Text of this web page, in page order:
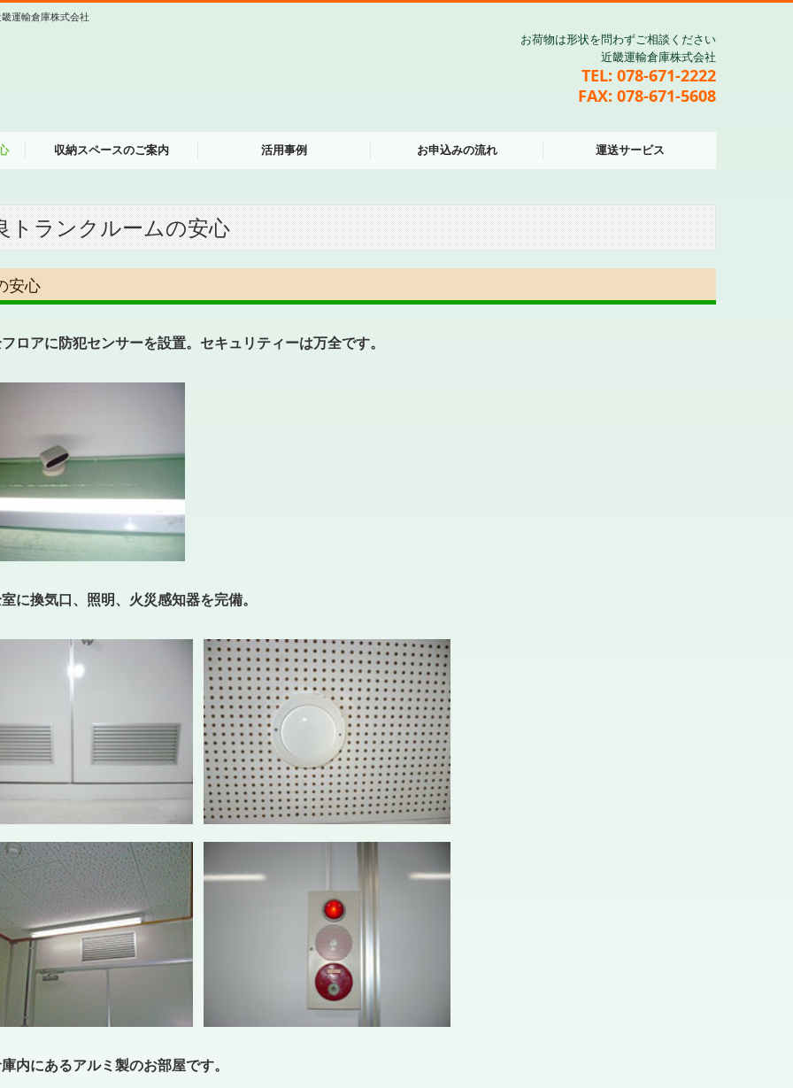
運輸倉庫株式会社
お荷物は形状を問わずご相談ください
近畿運輸倉庫株式会社
TEL: 078-671-2222
FAX: 078-671-5608
収納スペースのご案内 活用事例 お申込みの流れ 運送サービス
トランクルームの安心
安心
ロアに防犯センサーを設置。セキュリティーは万全です。
に換気口、照明、火災感知器を完備。
内にあるアルミ製のお部屋です。